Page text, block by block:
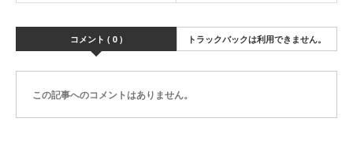
コメント ( 0 ) トラックバックは利用できません。
この記事へのコメントはありません。